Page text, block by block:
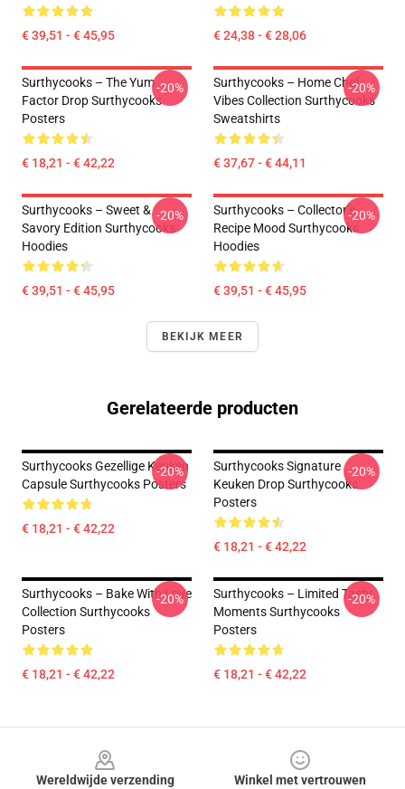
€ 39,51 - € 45,95 € 24,38 - € 28,06
Surthycooks – The Yum
Factor Drop Surthycooks
Posters
€ 18,21 - € 42,22
-20%
Surthycooks – Home Chef
Vibes Collection Surthycooks
Sweatshirts
€ 37,67 - € 44,11
-20%
Surthycooks – Sweet &
Savory Edition Surthycooks
Hoodies
€ 39,51 - € 45,95
-20%
Surthycooks – Collector’s
Recipe Mood Surthycooks
Hoodies
€ 39,51 - € 45,95
-20%
BEKIJK MEER
Gerelateerde producten
Surthycooks Gezellige Keuken
Capsule Surthycooks Posters
€ 18,21 - € 42,22
-20%
Surthycooks Signature
Keuken Drop Surthycooks
Posters
€ 18,21 - € 42,22
-20%
Surthycooks – Bake With Love
Collection Surthycooks
Posters
€ 18,21 - € 42,22
-20%
Surthycooks – Limited Tasty
Moments Surthycooks
Posters
€ 18,21 - € 42,22
-20%
Wereldwijde verzending
Winkel met vertrouwen